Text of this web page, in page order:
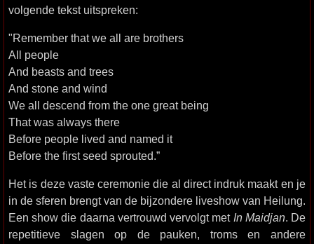
volgende tekst uitspreken:
"Remember that we all are brothers
All people
And beasts and trees
And stone and wind
We all descend from the one great being
That was always there
Before people lived and named it
Before the first seed sprouted.”
Het is deze vaste ceremonie die al direct indruk maakt en je
in de sferen brengt van de bijzondere liveshow van Heilung.
Een show die daarna vertrouwd vervolgt met In Maidjan. De
repetitieve slagen op de pauken, troms en andere